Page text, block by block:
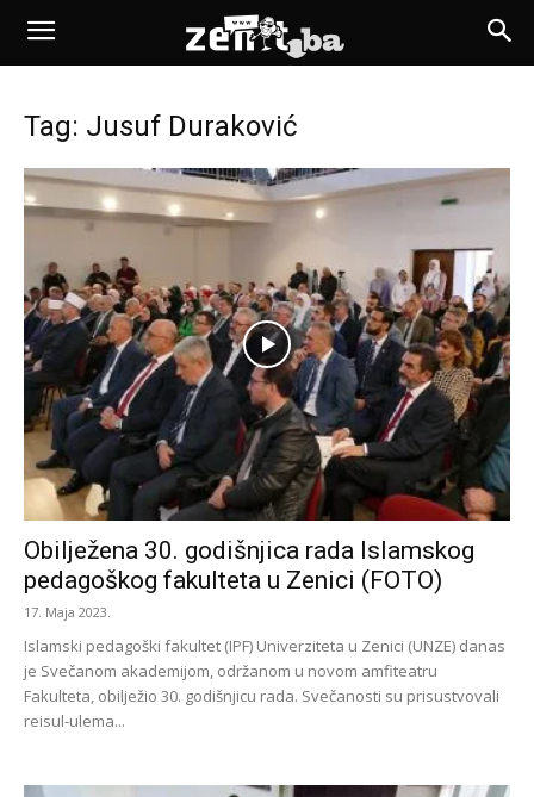
Tag: Jusuf Duraković
Obilježena 30. godišnjica rada Islamskog
pedagoškog fakulteta u Zenici (FOTO)
17. Maja 2023.
Islamski pedagoški fakultet (IPF) Univerziteta u Zenici (UNZE) danas
je Svečanom akademijom, održanom u novom amfiteatru
Fakulteta, obilježio 30. godišnjicu rada. Svečanosti su prisustvovali
reisul-ulema...